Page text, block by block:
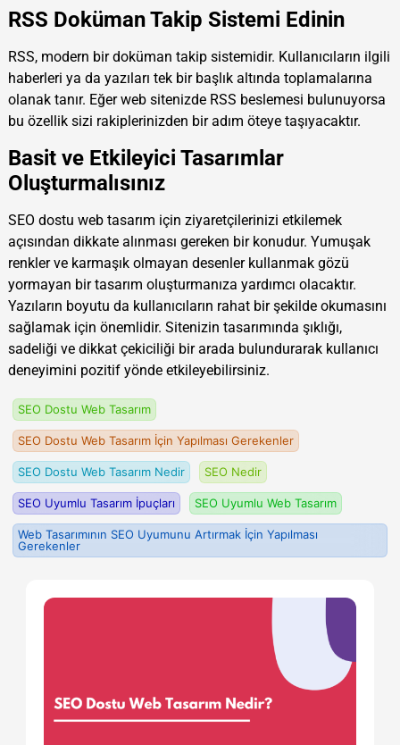
RSS Doküman Takip Sistemi Edinin
RSS, modern bir doküman takip sistemidir. Kullanıcıların ilgili
haberleri ya da yazıları tek bir başlık altında toplamalarına
olanak tanır. Eğer web sitenizde RSS beslemesi bulunuyorsa
bu özellik sizi rakiplerinizden bir adım öteye taşıyacaktır.
Basit ve Etkileyici Tasarımlar
Oluşturmalısınız
SEO dostu web tasarım için ziyaretçilerinizi etkilemek
açısından dikkate alınması gereken bir konudur. Yumuşak
renkler ve karmaşık olmayan desenler kullanmak gözü
yormayan bir tasarım oluşturmanıza yardımcı olacaktır.
Yazıların boyutu da kullanıcıların rahat bir şekilde okumasını
sağlamak için önemlidir. Sitenizin tasarımında şıklığı,
sadeliği ve dikkat çekiciliği bir arada bulundurarak kullanıcı
deneyimini pozitif yönde etkileyebilirsiniz.
SEO Dostu Web Tasarım
SEO Dostu Web Tasarım İçin Yapılması Gerekenler
SEO Dostu Web Tasarım Nedir SEO Nedir
SEO Uyumlu Tasarım İpuçları SEO Uyumlu Web Tasarım
Web Tasarımının SEO Uyumunu Artırmak İçin Yapılması
Gerekenler